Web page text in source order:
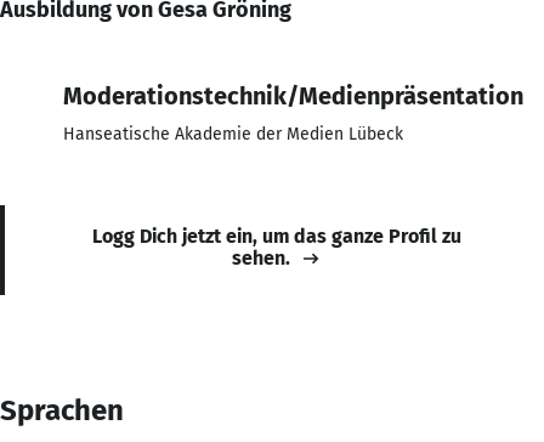
Ausbildung von Gesa Gröning
Moderationstechnik/Medienpräsentation
Hanseatische Akademie der Medien Lübeck
Logg Dich jetzt ein, um das ganze Profil zu
sehen.
Sprachen